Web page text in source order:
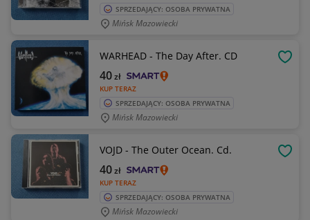
SPRZEDAJĄCY: OSOBA PRYWATNA
Mińsk Mazowiecki
WARHEAD - The Day After. CD
KUP TERAZ
40zł
SPRZEDAJĄCY: OSOBA PRYWATNA
Mińsk Mazowiecki
VOJD - The Outer Ocean. Cd.
KUP TERAZ
40zł
SPRZEDAJĄCY: OSOBA PRYWATNA
Mińsk Mazowiecki